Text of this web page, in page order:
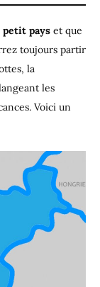
petit pays et que
toujours partir
la
les
Voici un